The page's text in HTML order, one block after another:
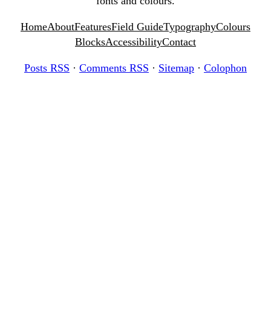
HomeAboutFeaturesField GuideTypographyColours
BlocksAccessibilityContact
Posts RSS · Comments RSS · Sitemap · Colophon